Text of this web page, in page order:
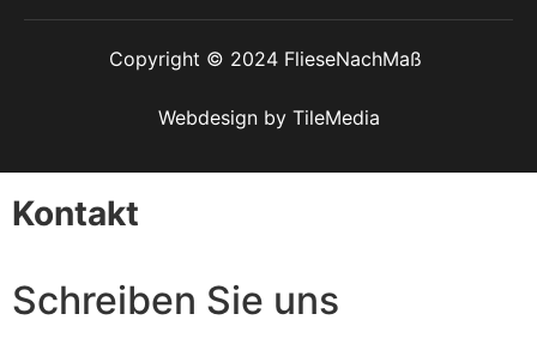
Copyright © 2024 FlieseNachMaß
Webdesign by TileMedia
Kontakt
Schreiben Sie uns